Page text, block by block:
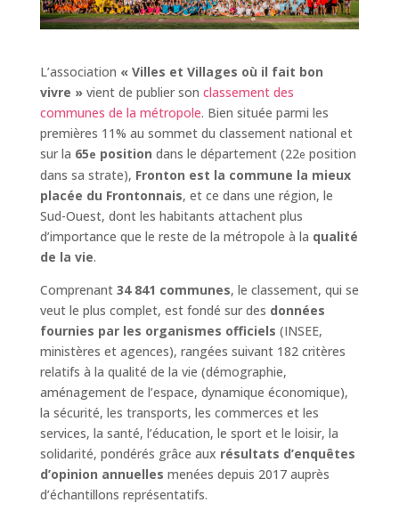
L’association « Villes et Villages où il fait bon
vivre »vient de publier son classement des
communes de la métropole. Bien située parmi les
premières 11% au sommet du classement national et
sur la 65e position dans le département (22e position
dans sa strate), Fronton est la commune la mieux
placée du Frontonnais, et ce dans une région, le
Sud-Ouest, dont les habitants attachent plus
d’importance que le reste de la métropole à la qualité
de la vie.
Comprenant 34 841 communes, le classement, qui se
veut le plus complet, est fondé sur des données
fournies par les organismes officiels (INSEE,
ministères et agences), rangées suivant 182 critères
relatifs à la qualité de la vie (démographie,
aménagement de l’espace, dynamique économique),
la sécurité, les transports, les commerces et les
services, la santé, l’éducation, le sport et le loisir, la
solidarité, pondérés grâce aux résultats d’enquêtes
d’opinion annuelles menées depuis 2017 auprès
d’échantillons représentatifs.